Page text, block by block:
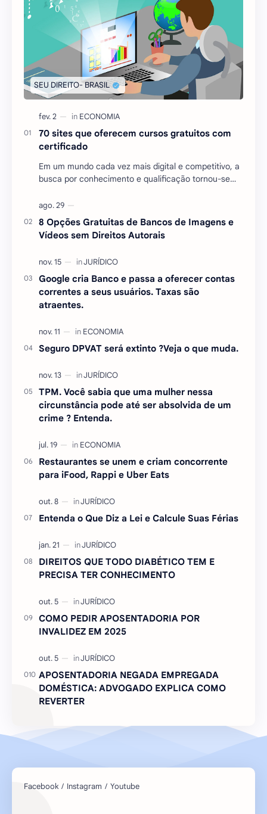
70 sites que oferecem cursos gratuitos com
certificado
Em um mundo cada vez mais digital e competitivo, a
busca por conhecimento e qualificação tornou-se
…
8 Opções Gratuitas de Bancos de Imagens e
Vídeos sem Direitos Autorais
Google cria Banco e passa a oferecer contas
correntes a seus usuários. Taxas são
atraentes.
Seguro DPVAT será extinto ?Veja o que muda.
TPM. Você sabia que uma mulher nessa
circunstância pode até ser absolvida de um
crime ? Entenda.
Restaurantes se unem e criam concorrente
para iFood, Rappi e Uber Eats
Entenda o Que Diz a Lei e Calcule Suas Férias
DIREITOS QUE TODO DIABÉTICO TEM E
PRECISA TER CONHECIMENTO
COMO PEDIR APOSENTADORIA POR
INVALIDEZ EM 2025
APOSENTADORIA NEGADA EMPREGADA
DOMÉSTICA: ADVOGADO EXPLICA COMO
REVERTER